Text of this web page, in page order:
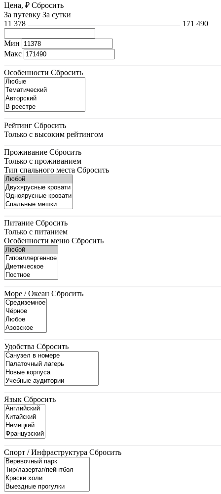
Цена, ₽ Сбросить
За путевку За сутки
11 378
171 490
Мин
Макс
Особенности Сбросить
Рейтинг Сбросить
Только с высоким рейтингом
Проживание Сбросить
Только с проживанием
Тип спального места Сбросить
Питание Сбросить
Только с питанием
Особенности меню Сбросить
Море / Океан Сбросить
Удобства Сбросить
Язык Сбросить
Спорт / Инфраструктура Сбросить